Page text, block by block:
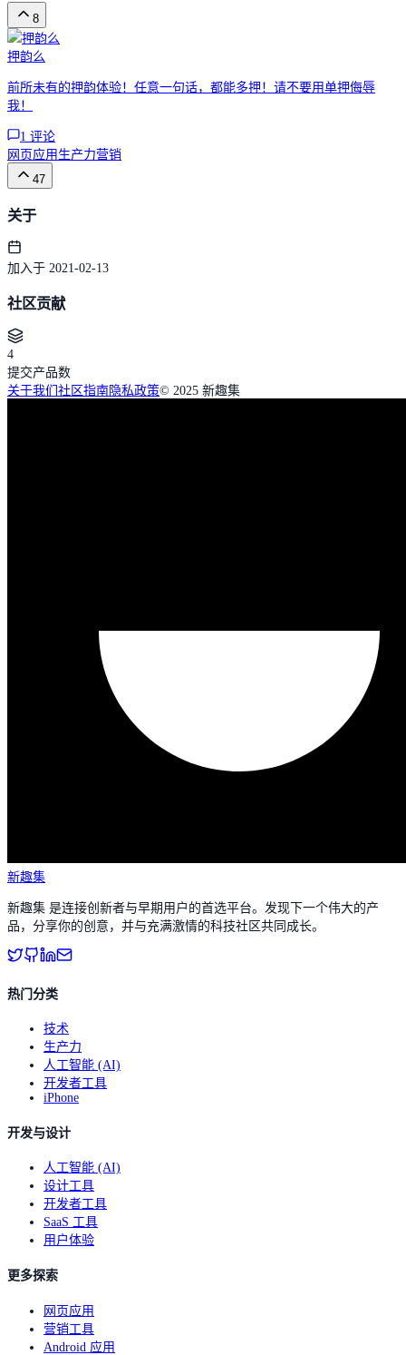
8
押韵么
前所未有的押韵体验！任意一句话，都能多押！请不要用单押侮辱
我！
1 评论
网页应用 生产力营销
47
关于
加入于 2021-02-13
社区贡献
4
提交产品数
关于我们 社区指南隐私政策© 2025 新趣集
新趣集
新趣集 是连接创新者与早期用户的首选平台。发现下一个伟大的产
品，分享你的创意，并与充满激情的科技社区共同成长。
热门分类
技术
生产力
人工智能 (AI)
开发者工具
iPhone
开发与设计
人工智能 (AI)
设计工具
开发者工具
SaaS 工具
用户体验
更多探索
网页应用
营销工具
Android 应用